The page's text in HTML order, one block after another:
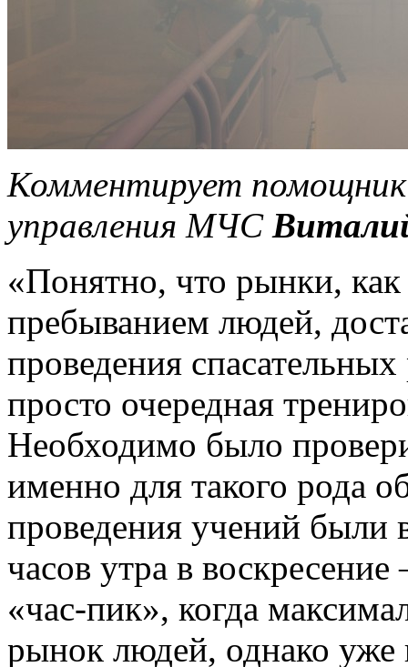
Комментирует помощник
управления МЧС
«Понятно, что рынки,
пребыванием людей,
проведения
просто очередная
Необходимо было
именно для такого рода
проведения учений
часов утра в
«час-пик», когда
рынок людей, однако уже